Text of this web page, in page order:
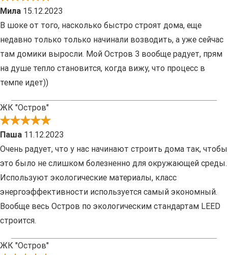
Мила 15.12.2023
В шоке от того, насколько быстро строят дома, еще
недавно только только начинали возводить, а уже сейчас
там домики выросли. Мой Остров 3 вообще радует, прям
на душе тепло становится, когда вижу, что процесс в
темпе идет))
ЖК "Остров"
Паша 11.12.2023
Очень радует, что у нас начинают строить дома так, чтобы
это было не слишком болезненно для окружающей среды.
Используют экологические материалы, класс
энергоэффективности используется самый экономный.
Вообще весь Остров по экологическим стандартам LEED
строится.
ЖК "Остров"